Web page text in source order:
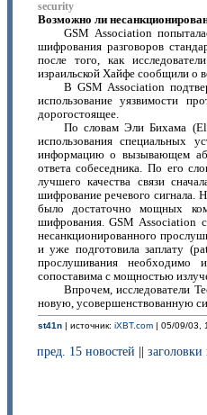
security
Возможно ли
GSM Association
шифрования разговоров
после того, как
израильской Хайфе сообщили о
В GSM Association
использование уязвимости
дорогостоящее.
По словам Эли Бихама
использования специальных
информацию о вызывающем
ответа собеседника. По его
лучшего качества связи
шифрование речевого сигнала.
было достаточно мощных
шифрования. GSM Association
несанкционированного
и уже подготовила заплату
прослушивания необходимо
сопоставима с мощностью
Впрочем, исследователи
новую, усовершенствованную
st41n| источник: iXBT.com| 05/09/03,
пред. 15 новостей ||заголовки